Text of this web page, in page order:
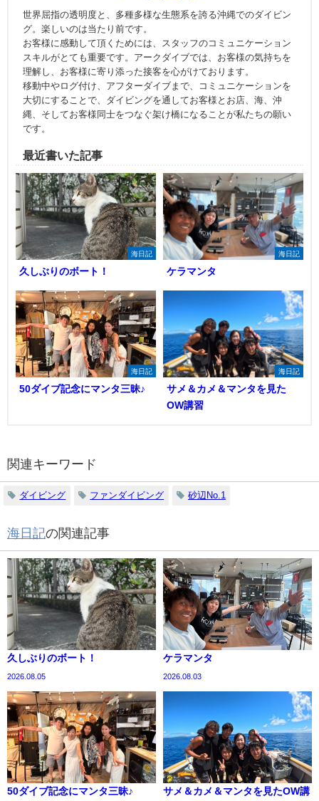
世界屈指の透明度と、多種多様な生態系を誇る沖縄でのダイビン
グ。楽しいのは当たり前です。
お客様に感動して頂くためには、スタッフのコミュニケーション
スキルがとても重要です。アークダイブでは、お客様の気持ちを
理解し、お客様に寄り添った接客を心がけております。
移動中やログ付け、アフターダイブまで、コミュニケーションを
大切にすることで、ダイビングを通してお客様とお店、海、沖
縄、そしてお客様同士をつなぐ架け橋になることが私たちの願い
です。
最近書いた記事
海日記
久しぶりのボート！
海日記
ケラマンタ
海日記
50ダイブ記念にマンタ三昧♪
海日記
サメ＆カメ＆マンタを見た
OW講習
関連キーワード
ダイビング ファンダイビング 砂辺No.1
海日記の関連記事
久しぶりのボート！
2026.08.05
ケラマンタ
2026.08.03
50ダイブ記念にマンタ三昧♪
サメ＆カメ＆マンタを見たOW講